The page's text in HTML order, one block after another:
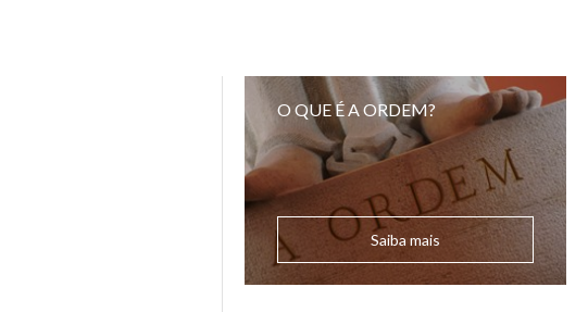
O QUE É A ORDEM?
Saiba mais